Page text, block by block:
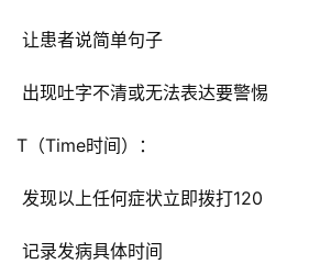
让患者说简单句子
出现吐字不清或无法表达要警惕
T（Time时间）：
发现以上任何症状立即拨打120
记录发病具体时间